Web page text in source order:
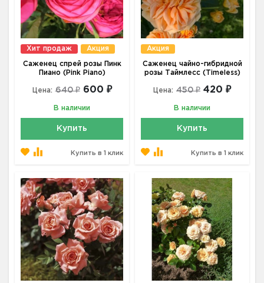
Хит продаж Акция
Саженец спрей розы Пинк
Пиано (Pink Piano)
Цена: 640 ₽ 600 ₽
В наличии
Купить
Купить в 1 клик
Акция
Саженец чайно-гибридной
розы Таймлесс (Timeless)
Цена: 450 ₽ 420 ₽
В наличии
Купить
Купить в 1 клик